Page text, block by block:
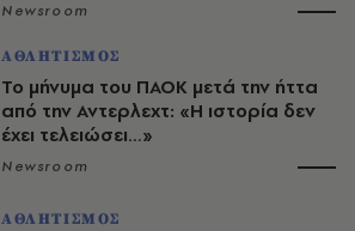
Newsroom
ΑΘΛΗΤΙΣΜΟΣ
Το μήνυμα του ΠΑΟΚ μετά την ήττα
από την Αντερλεχτ: «Η ιστορία δεν
έχει τελειώσει…»
Newsroom
ΑΘΛΗΤΙΣΜΟΣ